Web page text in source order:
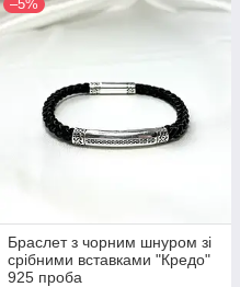
–5%
Браслет з чорним шнуром зі
срібними вставками "Кредо"
925 проба